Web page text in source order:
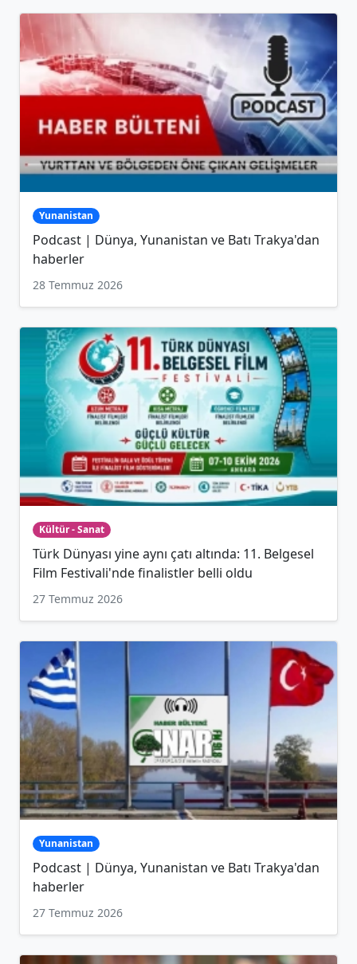
Yunanistan
Podcast | Dünya, Yunanistan ve Batı Trakya'dan
haberler
28 Temmuz 2026
Kültür - Sanat
Türk Dünyası yine aynı çatı altında: 11. Belgesel
Film Festivali'nde finalistler belli oldu
27 Temmuz 2026
Yunanistan
Podcast | Dünya, Yunanistan ve Batı Trakya'dan
haberler
27 Temmuz 2026